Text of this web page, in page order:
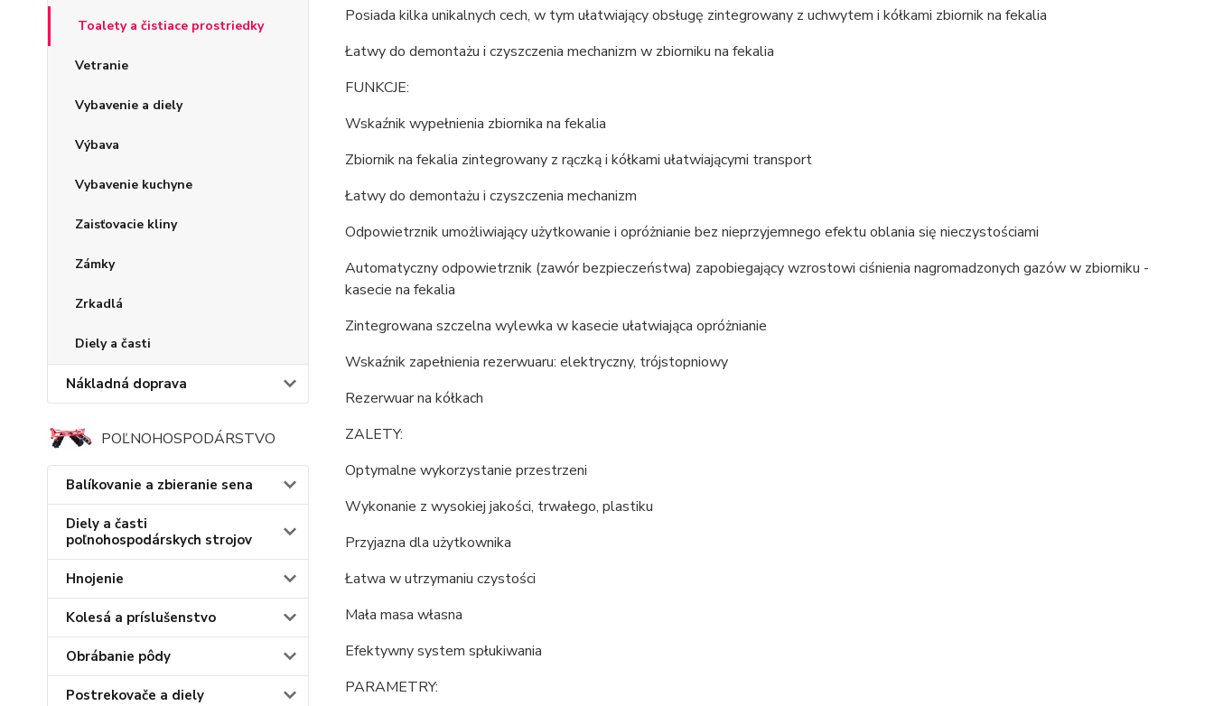
Toalety a čistiace prostriedky
Vetranie
Vybavenie a diely
Výbava
Vybavenie kuchyne
Zaisťovacie kliny
Zámky
Zrkadlá
Diely a časti
Nákladná doprava
POĽNOHOSPODÁRSTVO
Balíkovanie a zbieranie sena
Diely a časti
poľnohospodárskych strojov
Hnojenie
Kolesá a príslušenstvo
Obrábanie pôdy
Postrekovače a diely
Posiada kilka unikalnych cech, w tym ułatwiający obsługę zintegrowany z uchwytem i kółkami zbiornik na fekalia
Łatwy do demontażu i czyszczenia mechanizm w zbiorniku na fekalia
FUNKCJE:
Wskaźnik wypełnienia zbiornika na fekalia
Zbiornik na fekalia zintegrowany z rączką i kółkami ułatwiającymi transport
Łatwy do demontażu i czyszczenia mechanizm
Odpowietrznik umożliwiający użytkowanie i opróżnianie bez nieprzyjemnego efektu oblania się nieczystościami
Automatyczny odpowietrznik (zawór bezpieczeństwa) zapobiegający wzrostowi ciśnienia nagromadzonych gazów w zbiorniku -
kasecie na fekalia
Zintegrowana szczelna wylewka w kasecie ułatwiająca opróżnianie
Wskaźnik zapełnienia rezerwuaru: elektryczny, trójstopniowy
Rezerwuar na kółkach
ZALETY:
Optymalne wykorzystanie przestrzeni
Wykonanie z wysokiej jakości, trwałego, plastiku
Przyjazna dla użytkownika
Łatwa w utrzymaniu czystości
Mała masa własna
Efektywny system spłukiwania
PARAMETRY: